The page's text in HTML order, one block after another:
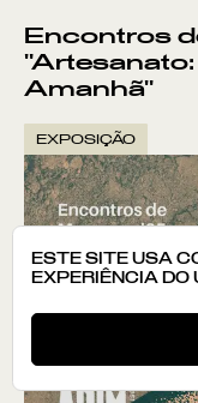
Encontros
Amanhã"
EXPOSIÇÃO
ESTE SITE USA
EXPERIÊNCIA DO